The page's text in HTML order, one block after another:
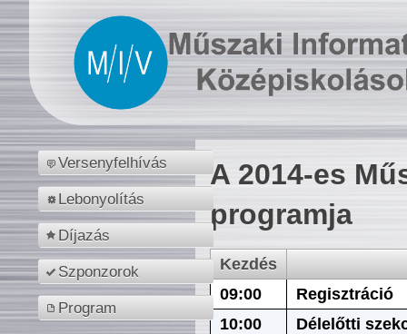
Versenyfelhívás
Lebonyolítás
Díjazás
Szponzorok
Program
A 2014-es
programja
Kezdés
09:00
Regisztráció
10:00
Délelőtti